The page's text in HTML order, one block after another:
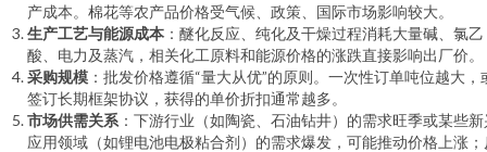
产成本。棉花等农产品价格受气候、政策、国际市场影响较大。
生产工艺与能源成本 ：醚化反应、纯化及干燥过程消耗大量碱、氯乙
酸、电力及蒸汽，相关化工原料和能源价格的涨跌直接影响出厂价。
采购规模 ：批发价格遵循“量大从优”的原则。一次性订单吨位越大，
签订长期框架协议，获得的单价折扣通常越多。
市场供需关系 ：下游行业（如陶瓷、石油钻井）的需求旺季或某些新
应用领域（如锂电池电极粘合剂）的需求爆发，可能推动价格上涨；